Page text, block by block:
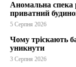
Аномальна спека
приватний
5 Серпня 2026
Чому тріскають
уникнути
3 Серпня 2026